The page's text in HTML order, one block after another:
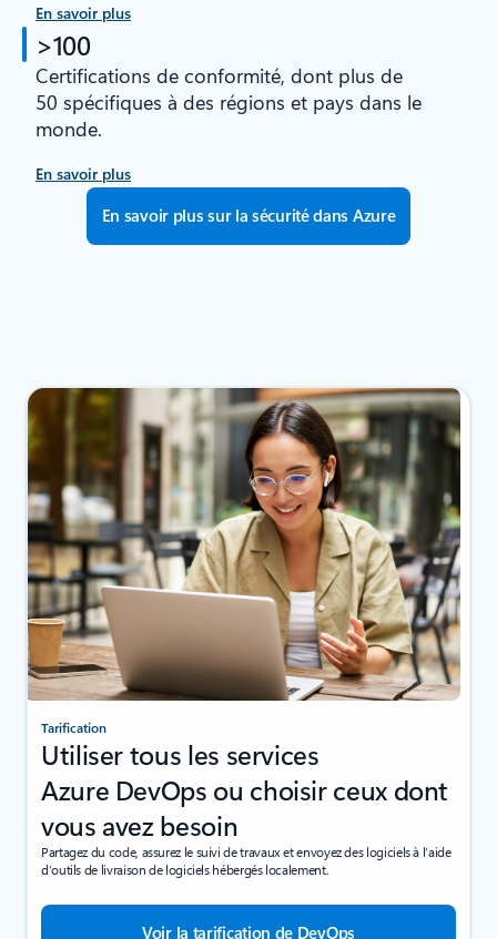
En savoir plus
>100
Certifications de conformité, dont plus de
50 spécifiques à des régions et pays dans le
monde.
En savoir plus
En savoir plus sur la sécurité dans Azure
Tarification
Utiliser tous les services
Azure DevOps ou choisir ceux dont
vous avez besoin
Partagez du code, assurez le suivi de travaux et envoyez des logiciels à l’aide
d’outils de livraison de logiciels hébergés localement.
Voir la tarification de DevOps